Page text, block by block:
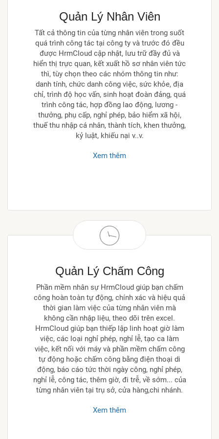
Quản Lý Nhân Viên
Tất cả thông tin của từng nhân viên trong suốt
quá trình công tác tại công ty và trước đó đều
được HrmCloud cập nhật, lưu trữ đầy đủ và
hiển thị trực quan, kết xuất hồ sơ nhân viên tức
thì, tùy chọn theo các nhóm thông tin như:
danh tính, chức danh công việc, sức khỏe, địa
chỉ, trình độ học vấn, sinh hoạt đoàn đảng, quá
trình công tác, hợp đồng lao động, lương -
thưởng, phụ cấp, nghỉ phép, bảo hiểm xã hội,
thuế thu nhập cá nhân, thành tích, khen thưởng,
kỷ luật, khiếu nại v..v.
Xem thêm
Quản Lý Chấm Công
Phần mềm nhân sự HrmCloud giúp bạn chấm
công hoàn toàn tự động, chính xác và hiệu quả
thời gian làm việc của từng nhân viên mà
không cần nhập liệu, theo dõi trên excel.
HrmCloud giúp bạn thiếp lập linh hoạt giờ làm
việc, các loại nghỉ phép, nghỉ lễ, tạo ca làm
việc, kết nối với máy và phần mềm chấm công
tự động hoặc chấm công bằng điện thoại di
động, báo cáo tức thời ngày công, nghỉ phép,
nghỉ lễ, công tác, thêm giờ, đi trễ, về sớm... của
từng nhân viên tại trụ sở, cửa hàng,chi nhánh.
Xem thêm